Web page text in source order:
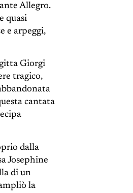
Allegro.
quasi
e arpeggi,
Giorgi
tragico,
cantata
dalla
Josephine
di un
la